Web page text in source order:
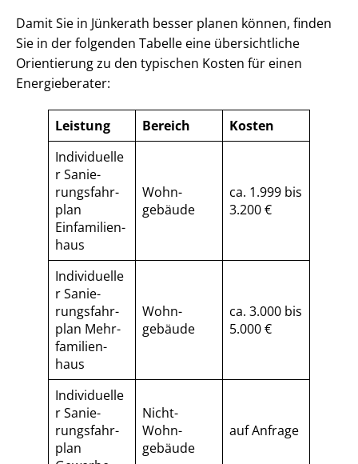
Damit Sie in Jünkerath besser planen können, finden
Sie in der folgenden Tabelle eine übersichtliche
Orientierung zu den typischen Kosten für einen
Energieberater:
Leistung Bereich
Kosten
Individuelle
r Sa­nie­
rungs­fahr­
plan
Einfamilien­
haus
Wohn­
gebäude
ca. 1.999 bis
3.200 €
Individuelle
r Sa­nie­
rungs­fahr­
plan Mehr­
fa­mi­li­en­
haus
Wohn­
gebäude
ca. 3.000 bis
5.000 €
Individuelle
r Sa­nie­
rungs­fahr­
plan
Nicht-
Wohn­
gebäude
auf Anfrage